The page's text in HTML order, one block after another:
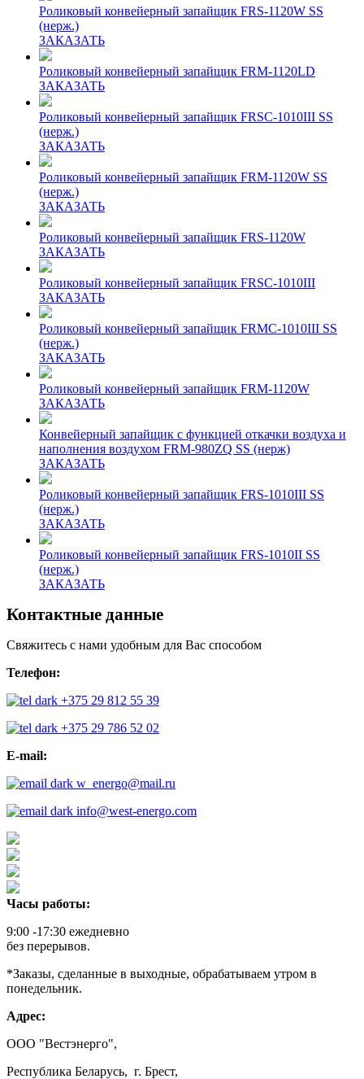
Роликовый конвейерный запайщик FRS-1120W SS
(нерж.)
ЗАКАЗАТЬ
Роликовый конвейерный запайщик FRM-1120LD
ЗАКАЗАТЬ
Роликовый конвейерный запайщик FRSC-1010III SS
(нерж.)
ЗАКАЗАТЬ
Роликовый конвейерный запайщик FRM-1120W SS
(нерж.)
ЗАКАЗАТЬ
Роликовый конвейерный запайщик FRS-1120W
ЗАКАЗАТЬ
Роликовый конвейерный запайщик FRSC-1010III
ЗАКАЗАТЬ
Роликовый конвейерный запайщик FRMC-1010III SS
(нерж.)
ЗАКАЗАТЬ
Роликовый конвейерный запайщик FRM-1120W
ЗАКАЗАТЬ
Конвейерный запайщик с функцией откачки воздуха и
наполнения воздухом FRM-980ZQ SS (нерж)
ЗАКАЗАТЬ
Роликовый конвейерный запайщик FRS-1010III SS
(нерж.)
ЗАКАЗАТЬ
Роликовый конвейерный запайщик FRS-1010II SS
(нерж.)
ЗАКАЗАТЬ
Контактные данные
Свяжитесь с нами удобным для Вас способом
Телефон:
+375 29 812 55 39
+375 29 786 52 02
E-mail:
w_energo@mail.ru
info@west-energo.com
Часы работы:
9:00 -17:30 ежедневно
без перерывов.
*Заказы, сделанные в выходные, обрабатываем утром в
понедельник.
Адрес:
ООО "Вестэнерго",
Республика Беларусь, г. Брест,